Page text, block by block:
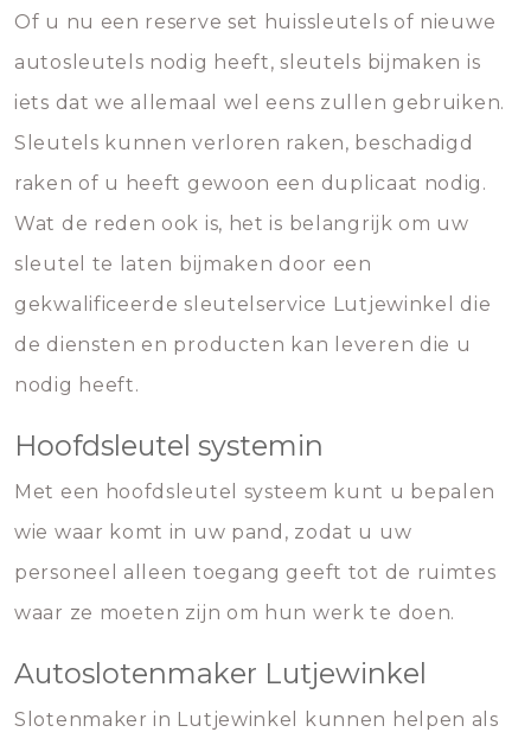
Of u nu een reserve set huissleutels of nieuwe
autosleutels nodig heeft, sleutels bijmaken is
iets dat we allemaal wel eens zullen gebruiken.
Sleutels kunnen verloren raken, beschadigd
raken of u heeft gewoon een duplicaat nodig.
Wat de reden ook is, het is belangrijk om uw
sleutel te laten bijmaken door een
gekwalificeerde sleutelservice Lutjewinkel die
de diensten en producten kan leveren die u
nodig heeft.
Hoofdsleutel systemin
Met een hoofdsleutel systeem kunt u bepalen
wie waar komt in uw pand, zodat u uw
personeel alleen toegang geeft tot de ruimtes
waar ze moeten zijn om hun werk te doen.
Autoslotenmaker Lutjewinkel
Slotenmaker in Lutjewinkel kunnen helpen als